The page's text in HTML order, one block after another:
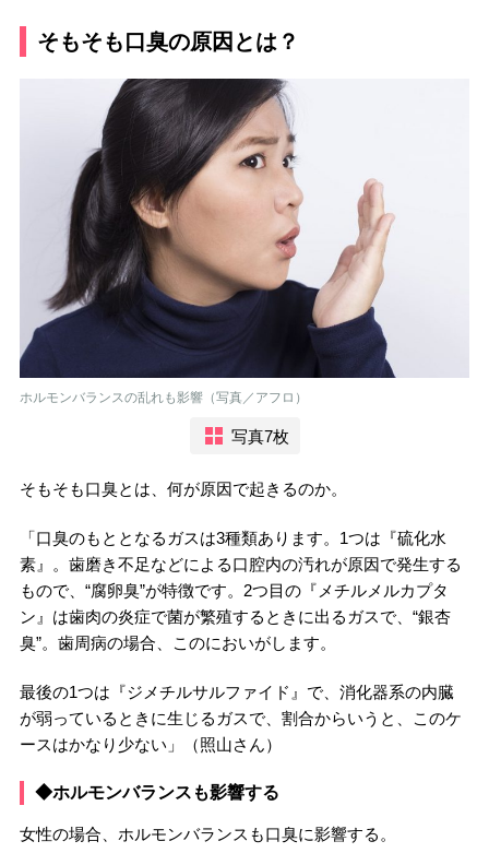
そもそも口臭の原因とは？
ホルモンバランスの乱れも影響（写真／アフロ）
写真7枚
そもそも口臭とは、何が原因で起きるのか。
「口臭のもととなるガスは3種類あります。1つは『硫化水
素』。歯磨き不足などによる口腔内の汚れが原因で発生する
もので、“腐卵臭”が特徴です。2つ目の『メチルメルカプタ
ン』は歯肉の炎症で菌が繁殖するときに出るガスで、“銀杏
臭”。歯周病の場合、このにおいがします。
最後の1つは『ジメチルサルファイド』で、消化器系の内臓
が弱っているときに生じるガスで、割合からいうと、このケ
ースはかなり少ない」（照山さん）
◆ホルモンバランスも影響する
女性の場合、ホルモンバランスも口臭に影響する。